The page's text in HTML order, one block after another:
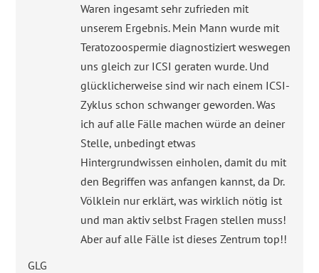
Waren ingesamt sehr zufrieden mit
unserem Ergebnis. Mein Mann wurde mit
Teratozoospermie diagnostiziert weswegen
uns gleich zur ICSI geraten wurde. Und
glücklicherweise sind wir nach einem ICSI-
Zyklus schon schwanger geworden. Was
ich auf alle Fälle machen würde an deiner
Stelle, unbedingt etwas
Hintergrundwissen einholen, damit du mit
den Begriffen was anfangen kannst, da Dr.
Völklein nur erklärt, was wirklich nötig ist
und man aktiv selbst Fragen stellen muss!
Aber auf alle Fälle ist dieses Zentrum top!!
GLG